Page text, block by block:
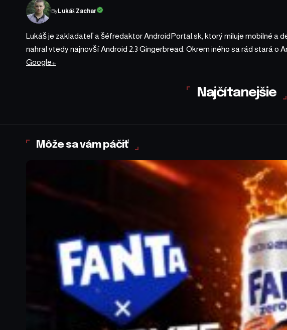
ByLukáš Zachar
Lukáš je zakladateľ a šéfredaktor AndroidPortal.sk, ktorý miluje mobilné a
nahral vtedy najnovší Android 2.3 Gingerbread. Okrem iného sa rád stará
Google+
Najčítanejšie
Môže sa vám páčiť